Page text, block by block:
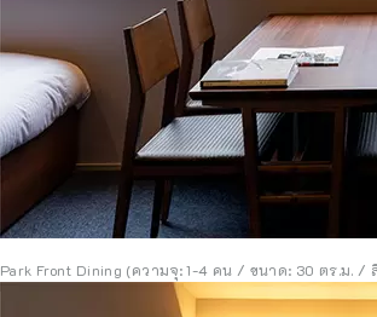
Park Front Dining (ความจุ: 1-4 คน / ขนาด: 30 ตร.ม.